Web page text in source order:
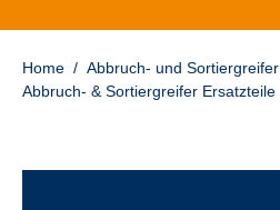
Home / Abbruch- und Sortiergreifer
Abbruch- & Sortiergreifer Ersatzteile